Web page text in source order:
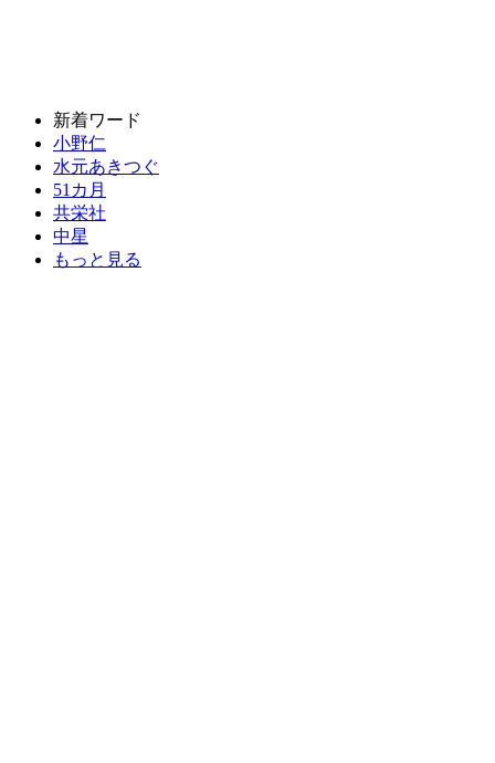
新着ワード
小野仁
水元あきつぐ
51カ月
共栄社
中星
もっと見る